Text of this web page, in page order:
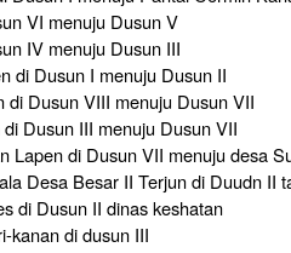
VI menuju Dusun V
IV menuju Dusun III
di Dusun I menuju Dusun II
di Dusun VIII menuju Dusun VII
Dusun III menuju Dusun VII
Lapen di Dusun VII menuju desa
Desa Besar II Terjun di Duudn II
di Dusun II dinas keshatan
kanan di dusun III